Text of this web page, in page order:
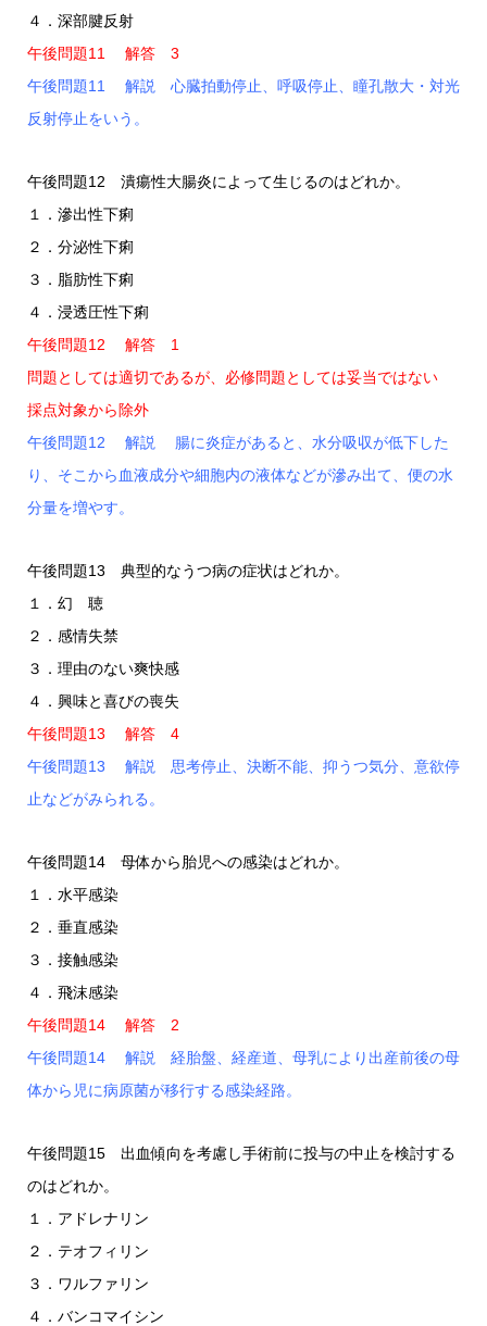
４．深部腱反射
午後問題11 解答 3
午後問題11 解説 心臓拍動停止、呼吸停止、瞳孔散大・対光
反射停止をいう。
午後問題12 潰瘍性大腸炎によって生じるのはどれか。
１．滲出性下痢
２．分泌性下痢
３．脂肪性下痢
４．浸透圧性下痢
午後問題12 解答 1
問題としては適切であるが、必修問題としては妥当ではない
採点対象から除外
午後問題12 解説 腸に炎症があると、水分吸収が低下した
り、そこから血液成分や細胞内の液体などが滲み出て、便の水
分量を増やす。
午後問題13 典型的なうつ病の症状はどれか。
１．幻 聴
２．感情失禁
３．理由のない爽快感
４．興味と喜びの喪失
午後問題13 解答 4
午後問題13 解説 思考停止、決断不能、抑うつ気分、意欲停
止などがみられる。
午後問題14 母体から胎児への感染はどれか。
１．水平感染
２．垂直感染
３．接触感染
４．飛沫感染
午後問題14 解答 2
午後問題14 解説 経胎盤、経産道、母乳により出産前後の母
体から児に病原菌が移行する感染経路。
午後問題15 出血傾向を考慮し手術前に投与の中止を検討する
のはどれか。
１．アドレナリン
２．テオフィリン
３．ワルファリン
４．バンコマイシン